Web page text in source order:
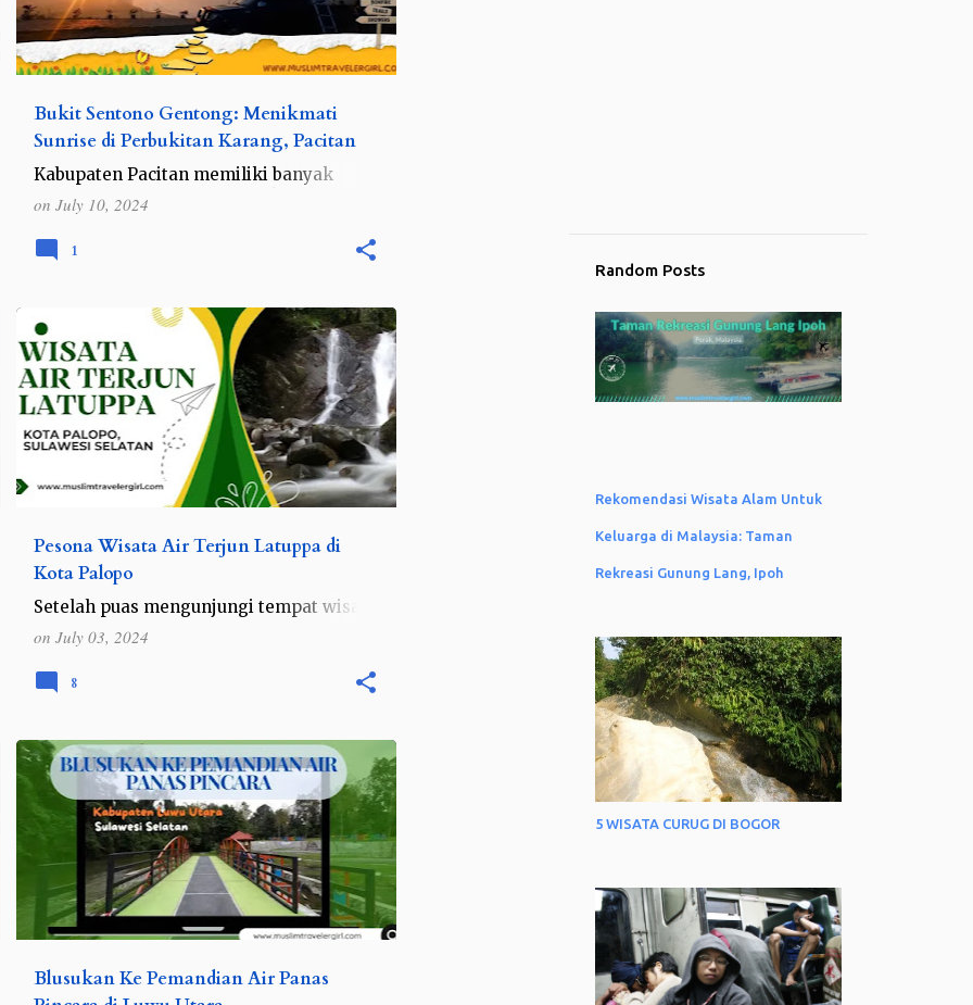
Bukit Sentono Gentong: Menikmati
Sunrise di Perbukitan Karang, Pacitan
Kabupaten Pacitan memiliki banyak
destinasi wisata yang memukau. Selain
wilayah pesisir pantai di Pacitan , area
perbukitan dan gunungnya pun punya
banyak potensi yang bisa dijela…
on July 10, 2024
1
Pesona Wisata Air Terjun Latuppa di
Kota Palopo
Setelah puas mengunjungi tempat wisata
sejarah di Kota Palopo , Sulawesi Selatan,
berikutnya saya pun mengunjung Air
Terjun Latuppa yang merupakan salah
satu destinasi wisata ala…
on July 03, 2024
INDONESIA SULAWESI SELATAN
8
Blusukan Ke Pemandian Air Panas
INDONESIA SULAWESI SULAWESI SELATAN
Random Posts
Rekomendasi Wisata Alam Untuk
Keluarga di Malaysia: Taman
Rekreasi Gunung Lang, Ipoh
5 WISATA CURUG DI BOGOR